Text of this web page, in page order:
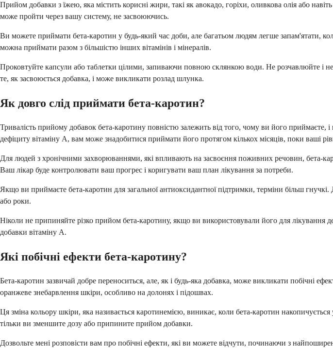
Прийом добавки з їжею, яка містить корисні жири, такі як авокадо, горіхи, оливкова олія або
може пройти через вашу систему, не засвоюючись.
Ви можете приймати бета-каротин у будь-який час доби, але багатьом людям легше запам'ятати,
можна приймати разом з більшістю інших вітамінів і мінералів.
Проковтуйте капсули або таблетки цілими, запиваючи повною склянкою води. Не розчавлюйте і
те, як засвоюється добавка, і може викликати розлад шлунка.
Як довго слід приймати бета-каротин?
Тривалість прийому добавок бета-каротину повністю залежить від того, чому ви його приймаєте,
дефіциту вітаміну А, вам може знадобитися приймати його протягом кількох місяців, поки ваші
Для людей з хронічними захворюваннями, які впливають на засвоєння поживних речовин, бета-
Ваш лікар буде контролювати ваш прогрес і коригувати ваш план лікування за потреби.
Якщо ви приймаєте бета-каротин для загальної антиоксидантної підтримки, терміни більш
або роки.
Ніколи не припиняйте різко прийом бета-каротину, якщо ви використовували його для
добавки вітаміну А.
Які побічні ефекти бета-каротину?
Бета-каротин зазвичай добре переноситься, але, як і будь-яка добавка, може викликати
оранжеве знебарвлення шкіри, особливо на долонях і підошвах.
Ця зміна кольору шкіри, яка називається каротинемією, виникає, коли бета-каротин
тільки ви зменшите дозу або припините прийом добавки.
Дозвольте мені розповісти вам про побічні ефекти, які ви можете відчути, починаючи з